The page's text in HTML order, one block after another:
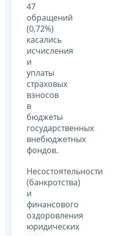
47
обращений
(0,72%)
касались
исчисления
и
уплаты
страховых
взносов
в
бюджеты
государственных
внебюджетных
фондов.
Несостоятельности
(банкротства)
и
финансового
оздоровления
юридических